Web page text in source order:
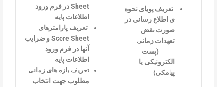
تعریف پویای نحوه
ی اطلاع رسانی در
صورت نقض
تعهدات زمانی
(پست
الکترونیکی یا
پیامکی)
Sheetدر فرم ورود
اطلاعات پایه
تعریف پارامترهای
Score Sheetو ضرایب
آنها در فرم ورود
اطلاعات پایه
تعریف بازه های زمانی
مطلوب جهت انتخاب